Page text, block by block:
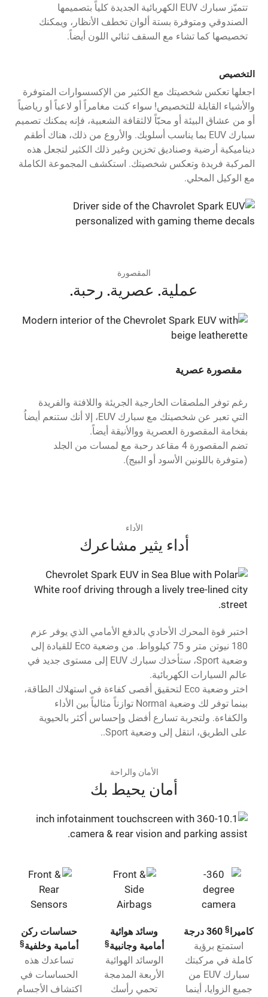
تتميّز سبارك EUV الكهربائية الجديدة كلياً بتصميمها
الصندوقي ومتوفرة بستة ألوان تخطف الأنظار، ويمكنك
تخصيصها كما تشاء مع السقف ثنائي اللون أيضاً.
التخصيص
اجعلها تعكس شخصيتك مع الكثير من الإكسسوارات المتوفرة
والأشياء القابلة للتخصيص! سواء كنت مغامراً أو لاعباً أو رياضياً
أو من عشاق البيئة أو محبّاً لالثقافة الشعبية، فإنه يمكنك تصميم
سبارك EUV بما يناسب أسلوبك. والأروع من ذلك، هناك أطقم
ديناميكية أرضية وصناديق تخزين وغير ذلك الكثير لتجعل هذه
المركبة فريدة وتعكس شخصيتك. استكشف المجموعة الكاملة
مع الوكيل المحلي.
المقصورة
عملية. عصرية. رحبة.
مقصورة عصرية
رغم توفر الملصقات الخارجية الجريئة واللافتة والفريدة
التي تعبر عن شخصيتك مع سبارك EUV، إلا أنك ستنعم أيضاُ
بفخامة المقصورة العصرية ووالأنيقة أيضاً.
تضم المقصورة 4 مقاعد رحبة مع لمسات من الجلد
(متوفرة باللونين الأسود أو البيج).
الأداء
أداء يثير مشاعرك
اختبر قوة المحرك الأحادي بالدفع الأمامي الذي يوفر عزم
180 نيوتن متر و 75 كيلوواط. من وضعية Eco للقيادة إلى
وضعية Sport، ستأخذك سبارك EUV إلى مستوى جديد في
عالم السيارات الكهربائية.
اختر وضعية Eco لتحقيق أقصى كفاءة في استهلاك الطاقة،
بينما توفر لك وضعية Normal توازناً مثالياً بين الأداء
والكفاءة. ولتجربة تسارع أفضل وإحساس أكثر بالحيوية
على الطريق، انتقل إلى وضعية Sport..
الأمان والراحة
أمان يحيط بك
كاميرا §360 درجة
استمتع برؤية
كاملة في مركبتك
سبارك EUV من
جميع الزوايا، أينما
وسائد هوائية
أمامية وجانبية §
الوسائد الهوائية
الأربعة المدمجة
تحمي رأسك
حساسات ركن
أمامية وخلفية §
تساعدك هذه
الحساسات في
اكتشاف الأجسام